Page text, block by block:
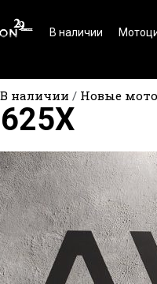
В наличии
В наличии / Новые